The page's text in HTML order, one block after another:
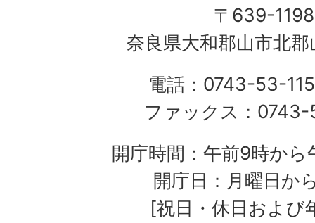
〒639-1198
奈良県大和郡山市北
電話：0743-53-
ファックス：
開庁時間：午前9時か
開庁日：月曜日か
[祝日・休日および